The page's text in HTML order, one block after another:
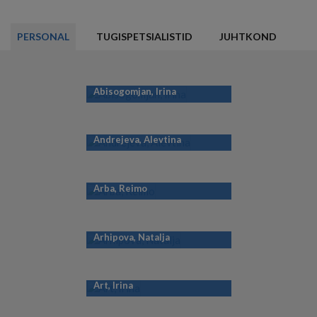
PERSONAL TUGISPETSIALISTID JUHTKOND
Abisogomjan, Irina
Andrejeva, Alevtina
Arba, Reimo
Arhipova, Natalja
Art, Irina